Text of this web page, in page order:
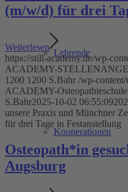
Lehrende
Kooperationen
(m/w/d) für drei
Weiterlesen
https://still-academy.de/wp-
ACADEMY-
1200 1200 S.Bahr /wp-
ACADEMY-
S.Bahr2025-10-02 06:55:09
unsere Praxis und Münchner
für drei Tage in Festanstellung
Osteopath*in
Augsburg